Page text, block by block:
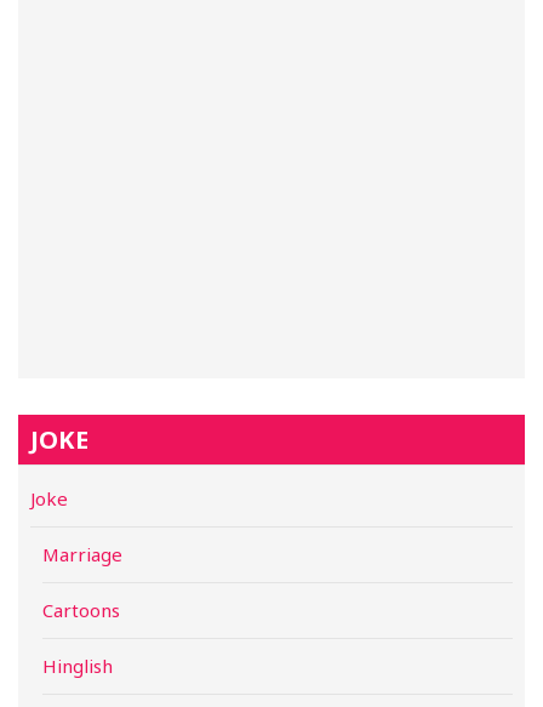
JOKE
Joke
Marriage
Cartoons
Hinglish